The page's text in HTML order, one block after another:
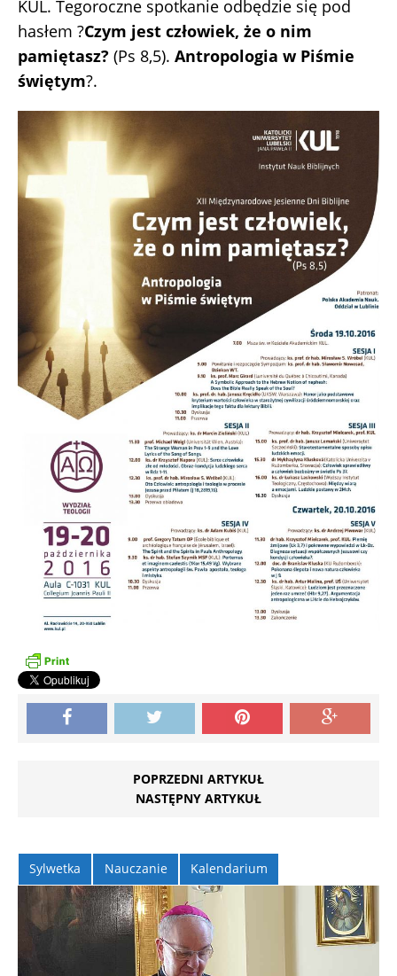
KUL. Tegoroczne spotkanie odbędzie się pod
hasłem ?Czym jest człowiek, że o nim
pamiętasz? (Ps 8,5). Antropologia w Piśmie
świętym?.
POPRZEDNI ARTYKUŁ
NASTĘPNY ARTYKUŁ
Sylwetka Nauczanie Kalendarium